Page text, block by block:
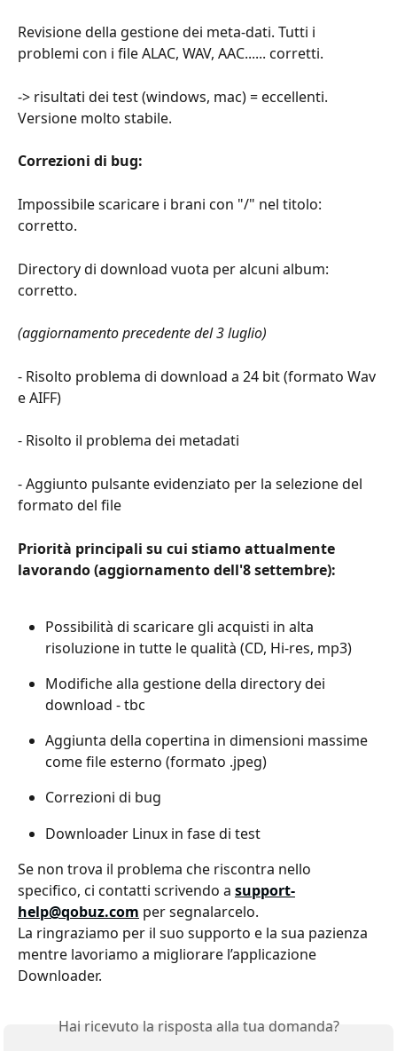
Revisione della gestione dei meta-dati. Tutti i
problemi con i file ALAC, WAV, AAC...... corretti.
-> risultati dei test (windows, mac) = eccellenti.
Versione molto stabile.
Correzioni di bug:
Impossibile scaricare i brani con "/" nel titolo:
corretto.
Directory di download vuota per alcuni album:
corretto.
(aggiornamento precedente del 3 luglio)
- Risolto problema di download a 24 bit (formato Wav
e AIFF)
- Risolto il problema dei metadati
- Aggiunto pulsante evidenziato per la selezione del
formato del file
Priorità principali su cui stiamo attualmente
lavorando (aggiornamento dell'8 settembre):
Possibilità di scaricare gli acquisti in alta
risoluzione in tutte le qualità (CD, Hi-res, mp3)
Modifiche alla gestione della directory dei
download - tbc
Aggiunta della copertina in dimensioni massime
come file esterno (formato .jpeg)
Correzioni di bug
Downloader Linux in fase di test
Se non trova il problema che riscontra nello
specifico, ci contatti scrivendo a support-
help@qobuz.com per segnalarcelo.
La ringraziamo per il suo supporto e la sua pazienza
mentre lavoriamo a migliorare l’applicazione
Downloader.
Hai ricevuto la risposta alla tua domanda?